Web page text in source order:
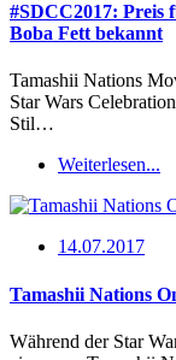
#SDCC2017: Preis
Boba Fett bekannt
Tamashii Nations
Star Wars
Stil…
Weiterlesen...
14.07.2017
Tamashii Nations
Während der Star